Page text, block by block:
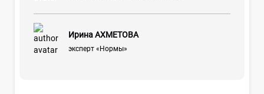
Ирина АХМЕТОВА
эксперт «Нормы»